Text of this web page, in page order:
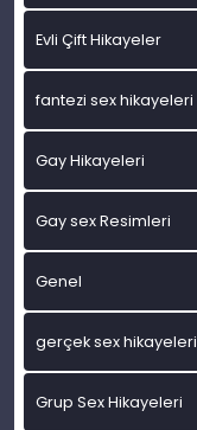
Evli Çift Hikayeler
fantezi sex hikayeleri
Gay Hikayeleri
Gay sex Resimleri
Genel
gerçek sex hikayeleri
Grup Sex Hikayeleri